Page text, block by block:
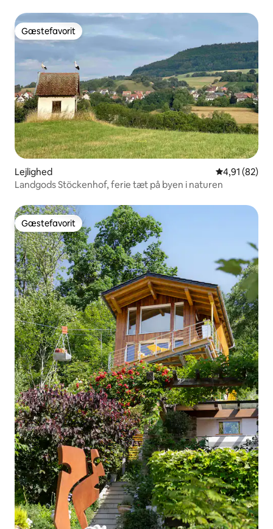
Gæstefavorit
Gæstefavorit
Lejlighed 4,91 ud af 5
4,91 (82)
Landgods Stöckenhof, ferie tæt på byen i naturen
Gæstefavorit
Gæstefavorit